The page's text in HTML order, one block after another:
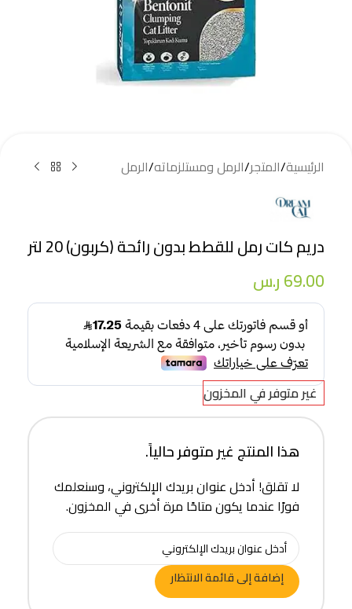
الرئيسية/المتجر/الرمل ومستلزماته/الرمل
دريم كات رمل للقطط بدون رائحة (كربون) 20 لتر
69.00ر.س
غير متوفر في المخزون
هذا المنتج غير متوفر حالياً.
لا تقلق! أدخل عنوان بريدك الإلكتروني، وسنعلمك
فورًا عندما يكون متاحًا مرة أخرى في المخزون.
إضافة إلى قائمة الانتظار